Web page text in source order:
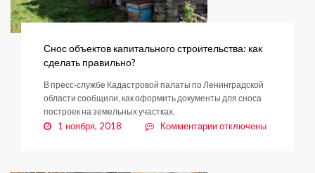
Снос объектов капитального строительства: как
сделать правильно?
В пресс-службе Кадастровой палаты по Ленинградской
области сообщили, как оформить документы для сноса
построек на земельных участках.
1 ноября, 2018 Комментариикотключены